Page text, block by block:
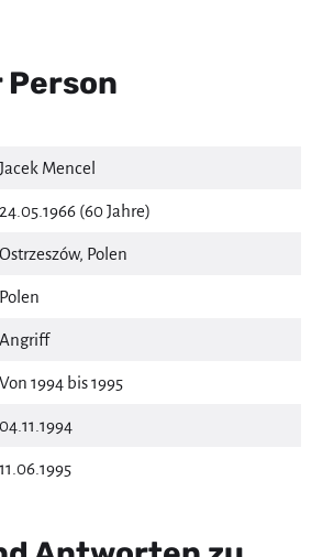
Person
Jacek Mencel
24.05.1966 (60 Jahre)
Ostrzeszów, Polen
Polen
Angriff
Von 1994 bis 1995
04.11.1994
11.06.1995